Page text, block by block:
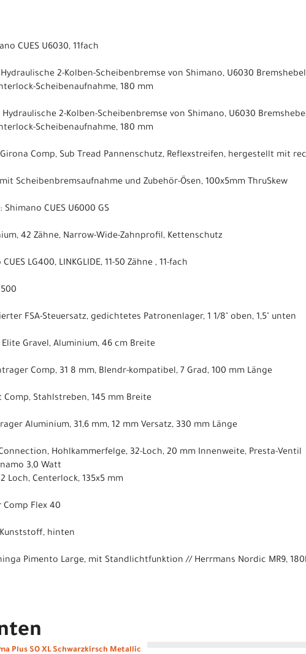
CUES U6030, 11fach
2-Kolben-Scheibenbremse von Shimano, U6030
Scheibenaufnahme, 180 mm
2-Kolben-Scheibenbremse von Shimano, U6030
Scheibenaufnahme, 180 mm
Comp, Sub Tread Pannenschutz, Reflexstreifen, hergestellt mit
Scheibenbremsaufnahme und Zubehör-Ösen, 100x5mm ThruSkew
CUES U6000 GS
42 Zähne, Narrow-Wide-Zahnprofil, Kettenschutz
LG400, LINKGLIDE, 11-50 Zähne , 11-fach
FSA-Steuersatz, gedichtetes Patronenlager, 1 1/8" oben, 1,5" unten
Gravel, Aluminium, 46 cm Breite
Comp, 31 8 mm, Blendr-kompatibel, 7 Grad, 100 mm Länge
Comp, Stahlstreben, 145 mm Breite
Aluminium, 31,6 mm, 12 mm Versatz, 330 mm Länge
Hohlkammerfelge, 32-Loch, 20 mm Innenweite, Presta-Ventil
3,0 Watt
Loch, Centerlock, 135x5 mm
Comp Flex 40
Kunststoff, hinten
Pimento Large, mit Standlichtfunktion // Herrmans Nordic MR9,
Plus SO XL Schwarzkirsch Metallic